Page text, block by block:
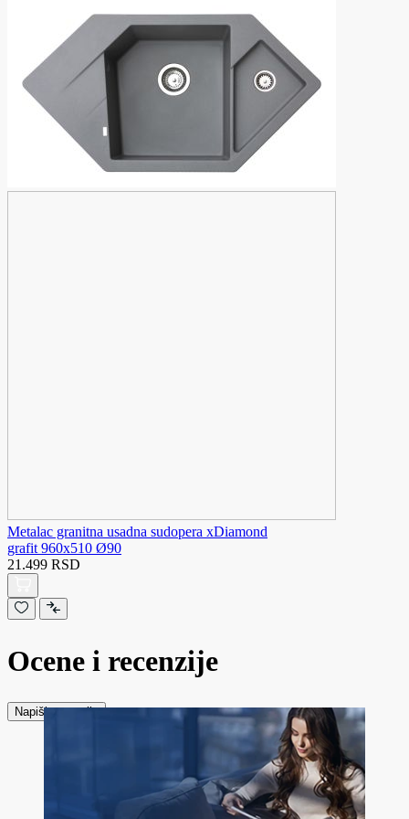
Metalac granitna usadna sudopera xDiamond
grafit 960x510 Ø90
21.499 RSD
Ocene i recenzije
Napiši recenziju